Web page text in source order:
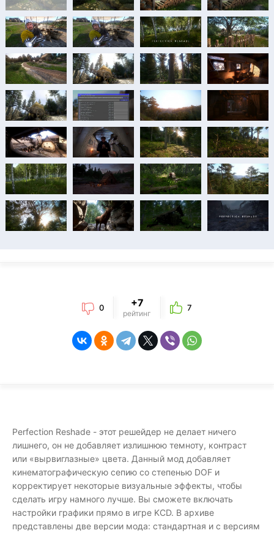
0 +7
рейтинг
7
Perfection Reshade - этот решейдер не делает ничего
лишнего, он не добавляет излишнюю темноту, контраст
или «вырвиглазные» цвета. Данный мод добавляет
кинематографическую сепию со степенью DOF и
корректирует некоторые визуальные эффекты, чтобы
сделать игру намного лучше. Вы сможете включать
настройки графики прямо в игре KCD. В архиве
представлены две версии мода: стандартная и с версиям